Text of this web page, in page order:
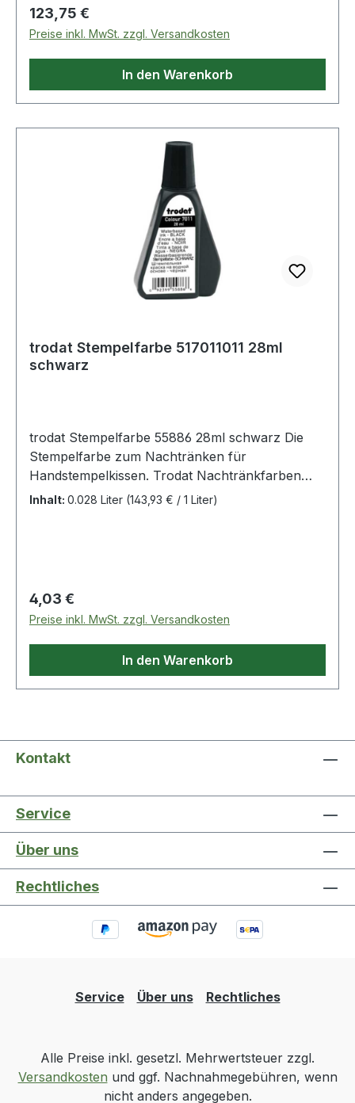
Regulärer Preis:
123,75 €
Preise inkl. MwSt. zzgl. Versandkosten
In den Warenkorb
trodat Stempelfarbe 517011011 28ml
schwarz
trodat Stempelfarbe 55886 28ml schwarz Die
Stempelfarbe zum Nachtränken für
Handstempelkissen. Trodat Nachtränkfarben
sind speziell für die verschiedensten
Inhalt: 0.028 Liter (143,93 € / 1 Liter)
Regulärer Preis:
4,03 €
Preise inkl. MwSt. zzgl. Versandkosten
In den Warenkorb
Kontakt
Service
Über uns
Rechtliches
Service Über uns Rechtliches
Alle Preise inkl. gesetzl. Mehrwertsteuer zzgl.
Versandkosten und ggf. Nachnahmegebühren, wenn
nicht anders angegeben.